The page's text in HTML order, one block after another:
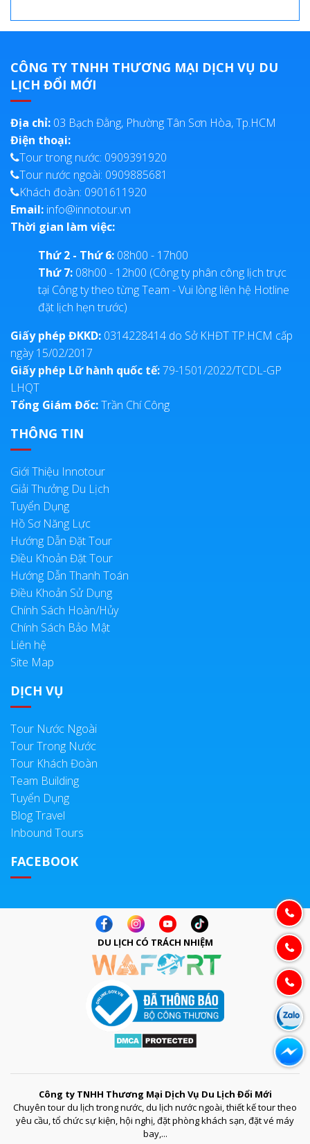
CÔNG TY TNHH THƯƠNG MẠI DỊCH VỤ DU
LỊCH ĐỔI MỚI
Địa chỉ: 03 Bạch Đằng, Phường Tân Sơn Hòa, Tp.HCM
Điện thoại:
Tour trong nước: 0909391920
Tour nước ngoài: 0909885681
Khách đoàn: 0901611920
Email: info@innotour.vn
Thời gian làm việc:
Thứ 2 - Thứ 6: 08h00 - 17h00
Thứ 7: 08h00 - 12h00 (Công ty phân công lịch trực
tại Công ty theo từng Team - Vui lòng liên hệ Hotline
đặt lịch hẹn trước)
Giấy phép ĐKKD: 0314228414 do Sở KHĐT TP.HCM cấp
ngày 15/02/2017
Giấy phép Lữ hành quốc tế:79-1501/2022/TCDL-GP
LHQT
Tổng Giám Đốc:Trần Chí Công
THÔNG TIN
Giới Thiệu Innotour
Giải Thưởng Du Lịch
Tuyển Dụng
Hồ Sơ Năng Lực
Hướng Dẫn Đặt Tour
Điều Khoản Đặt Tour
Hướng Dẫn Thanh Toán
Điều Khoản Sử Dụng
Chính Sách Hoàn/Hủy
Chính Sách Bảo Mật
Liên hệ
Site Map
DỊCH VỤ
Tour Nước Ngoài
Tour Trong Nước
Tour Khách Đoàn
Team Building
Tuyển Dụng
Blog Travel
Inbound Tours
FACEBOOK
DU LỊCH CÓ TRÁCH NHIỆM
Công ty TNHH Thương Mại Dịch Vụ Du Lịch Đổi Mới
Chuyên tour du lịch trong nước, du lịch nước ngoài, thiết kế tour theo
yêu cầu, tổ chức sự kiện, hội nghị, đặt phòng khách sạn, đặt vé máy
bay,...